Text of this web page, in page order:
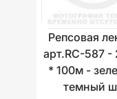
Репсовая
арт.RC-587
* 100м -
темный